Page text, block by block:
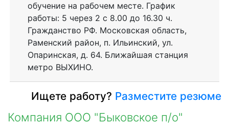
обучение на рабочем месте. График
работы: 5 через 2 с 8.00 до 16.30 ч.
Гражданство РФ. Московская область,
Раменский район, п. Ильинский, ул.
Опаринская, д. 64. Ближайшая станция
метро ВЫХИНО.
Ищете работу? Разместите резюме
Компания ООО "Быковское п/о"